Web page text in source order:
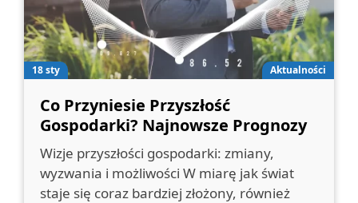
18 sty Aktualności
Co Przyniesie Przyszłość
Gospodarki? Najnowsze Prognozy
Wizje przyszłości gospodarki: zmiany,
wyzwania i możliwości W miarę jak świat
staje się coraz bardziej złożony, również